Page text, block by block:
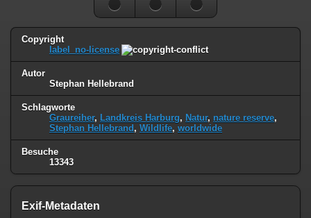
Copyright
label_no-license
Autor
Stephan Hellebrand
Schlagworte
Graureiher, Landkreis Harburg, Natur, nature reserve,
Stephan Hellebrand , Wildlife, worldwide
Besuche
13343
Exif-Metadaten